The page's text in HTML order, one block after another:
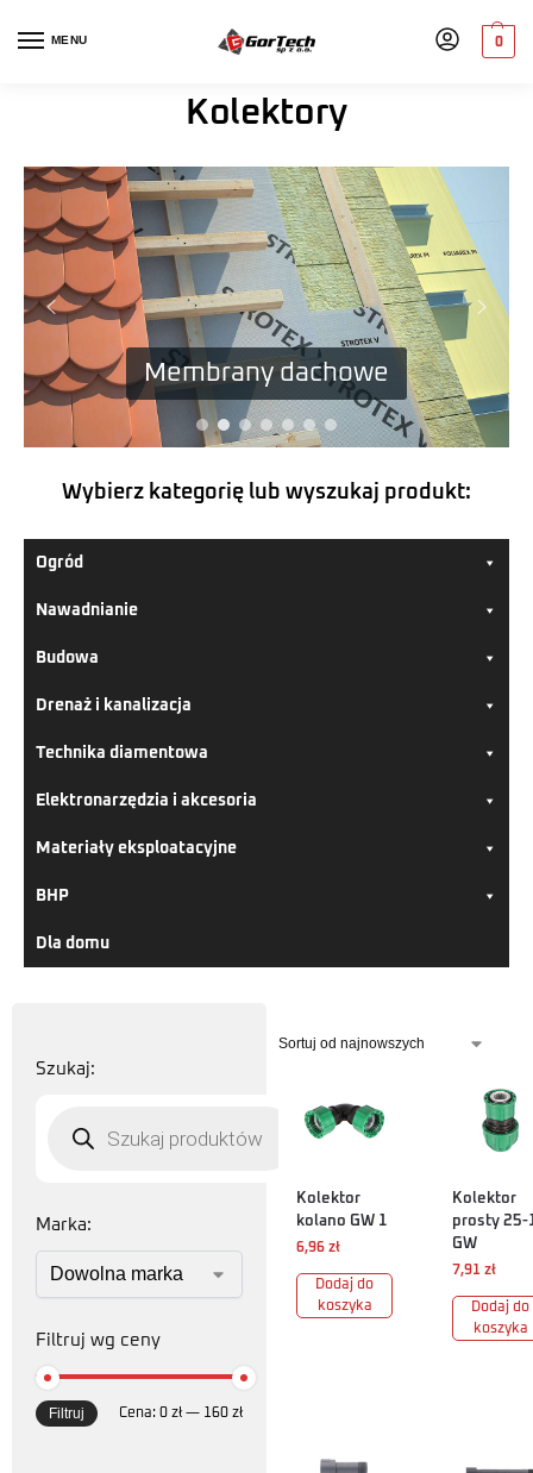
MENU 0
Kolektory
Membrany dachowe
Wybierz kategorię lub wyszukaj produkt:
Ogród
Nawadnianie
Budowa
Drenaż i kanalizacja
Technika diamentowa
Elektronarzędzia i akcesoria
Materiały eksploatacyjne
BHP
Dla domu
Szukaj:
Marka:
Filtruj wg ceny
Filtruj Cena: 0 zł — 160 zł
Kolektor
kolano GW 1
6,96 zł
Dodaj do
koszyka
Kolektor
prosty 25-
GW
7,91 zł
Dodaj do
koszyka